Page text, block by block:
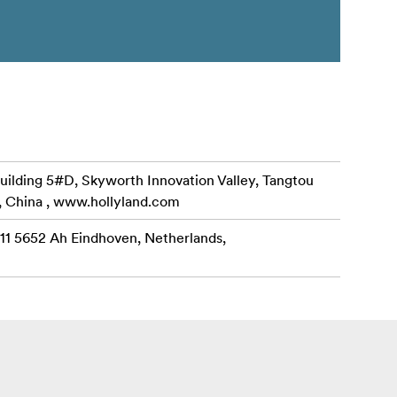
5#D, Skyworth Innovation Valley, Tangtou
China , www.hollyland.com
5652 Ah Eindhoven, Netherlands,